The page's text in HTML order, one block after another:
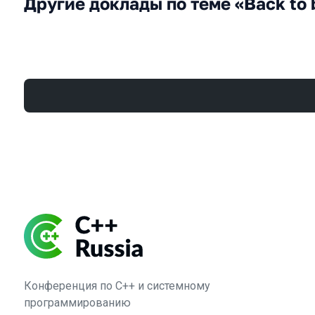
Конференция по C++ и системному
программированию